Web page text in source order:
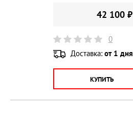
42 100 ₽
0
Доставка: от 1 дня
КУПИТЬ